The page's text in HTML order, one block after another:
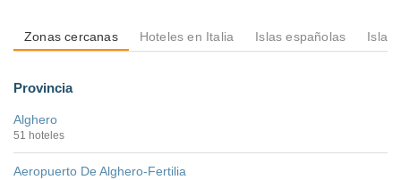
Zonas cercanas Hoteles en Italia Islas españolas Islas
Provincia
Alghero
51 hoteles
Aeropuerto De Alghero-Fertilia